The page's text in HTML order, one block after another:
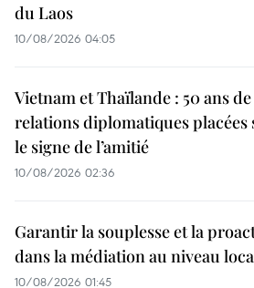
du Laos
10/08/2026 04:05
Vietnam et Thaïlande : 50 ans de
relations diplomatiques placées
le signe de l’amitié
10/08/2026 02:36
Garantir la souplesse et la
dans la médiation au niveau
10/08/2026 01:45